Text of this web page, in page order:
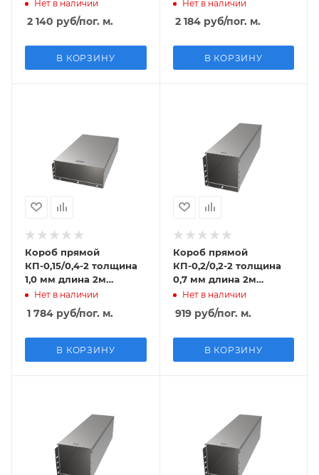
Нет в наличии
2 140 руб/пог. м.
В КОРЗИНУ
Нет в наличии
2 184руб/пог. м.
В КОРЗИНУ
Короб прямой
КП-0,15/0,4-2 толщина
1,0 мм длина 2м
оцинкованный
Нет в наличии
1 784 руб/пог. м.
В КОРЗИНУ
Короб прямой
КП-0,2/0,2-2 толщина
0,7 мм длина 2м
оцинкованный
Нет в наличии
919руб/пог. м.
В КОРЗИНУ